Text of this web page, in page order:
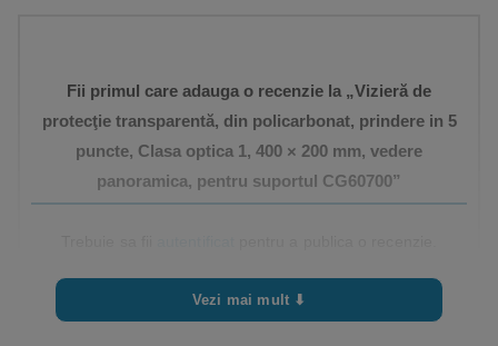
Fii primul care adauga o recenzie la „Vizieră de
protecţie transparentă, din policarbonat, prindere in 5
puncte, Clasa optica 1, 400 × 200 mm, vedere
panoramica, pentru suportul CG60700”
Vezi mai mult ⬇